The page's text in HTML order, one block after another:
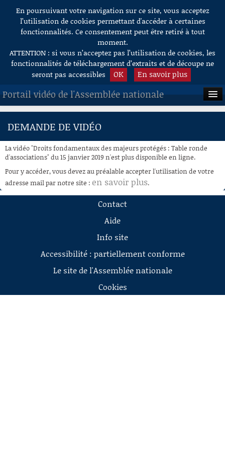
Aller au contenu
En poursuivant votre navigation sur ce site, vous acceptez
l’utilisation de cookies permettant d'accéder à certaines
fonctionnalités. Ce consentement peut être retiré à tout
moment.
ATTENTION : si vous n’acceptez pas l’utilisation de cookies, les
fonctionnalités de téléchargement d’extraits et de découpe ne
seront pas accessibles
OK En savoir plus
Portail vidéo de l'Assemblée nationale
ACCUEIL
À LA DEMANDE
RECHERCHE
AIDE À LA DÉCOUPE
DEMANDE DE VIDÉO
La vidéo "Droits fondamentaux des majeurs protégés : Table ronde
d'associations" du 15 janvier 2019 n'est plus disponible en ligne.
Pour y accéder, vous devez au préalable accepter l'utilisation de votre
adresse mail par notre site : en savoir plus.
Contact
Aide
Info site
Accessibilité : partiellement conforme
Le site de l'Assemblée nationale
Cookies